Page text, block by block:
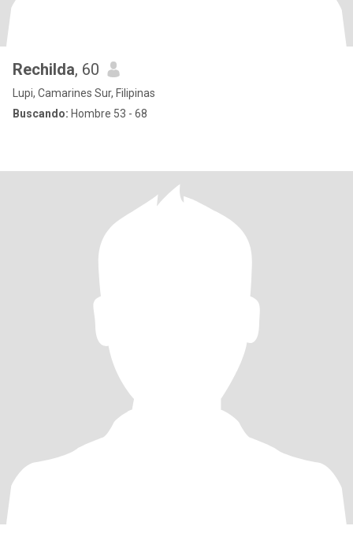
Rechilda, 60
Lupi, Camarines Sur, Filipinas
Buscando: Hombre 53 - 68